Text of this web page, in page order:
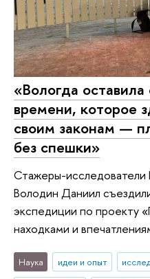
«Вологда
времени, которое
своим законам —
без спешки»
Стажеры-
Володин Даниил
экспедиции по проекту
находками и
Наука идеи и опыт